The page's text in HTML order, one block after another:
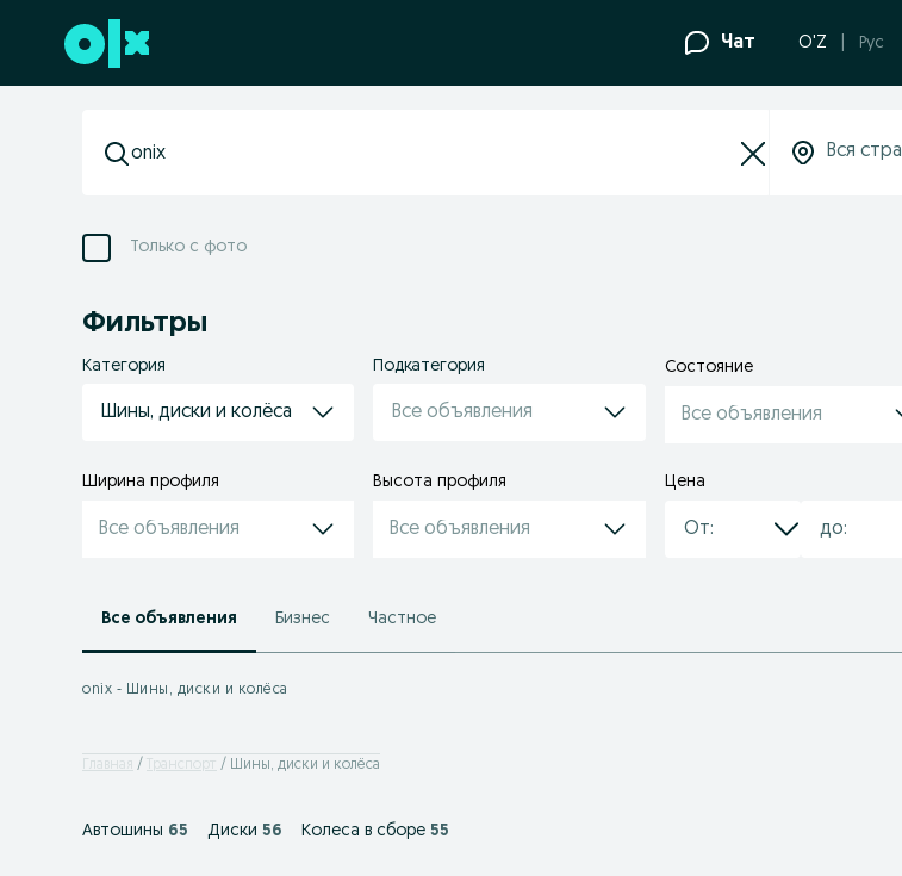
Перейти к нижнему колонтитулу Чат O'Z Рус
Только с фото
Фильтры
Категория
Шины, диски и колёса
Подкатегория
Все объявления
Состояние
Все объявления
Ширина профиля
Все объявления
Высота профиля
Все объявления
Цена
Все объявления Бизнес Частное
onix - Шины, диски и колёса
Главная Транспорт Шины, диски и колёса
Автошины 65 Диски 56 Колеса в сборе 55